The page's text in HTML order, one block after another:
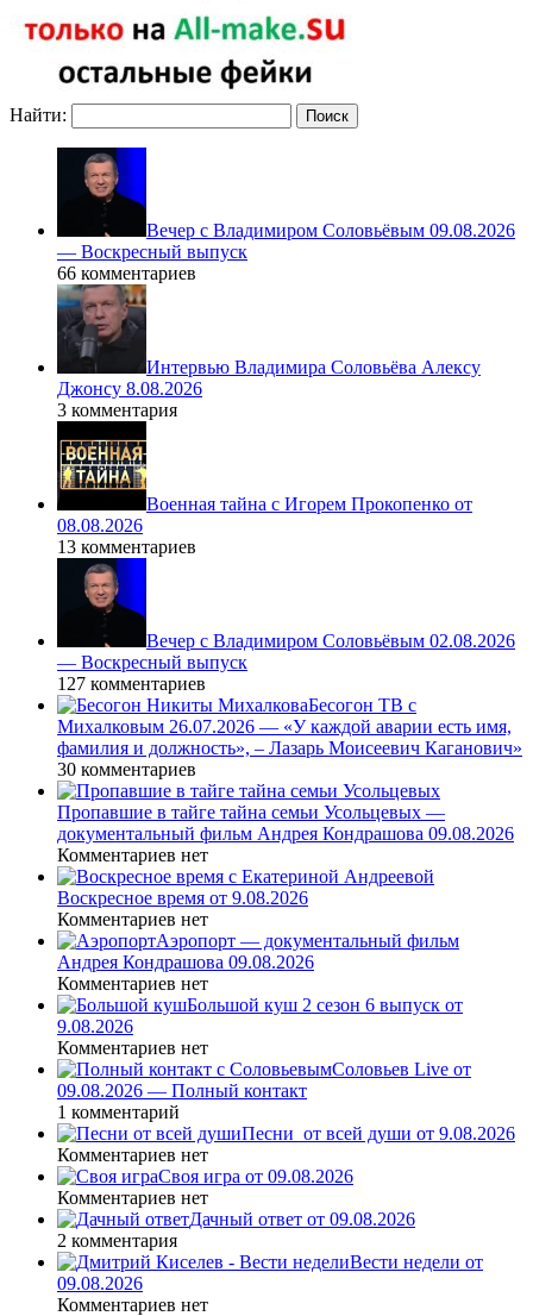
Найти:
Вечер с Владимиром Соловьёвым 09.08.2026
— Воскресный выпуск
66 комментариев
Интервью Владимира Соловьёва Алексу
Джонсу 8.08.2026
3 комментария
Военная тайна с Игорем Прокопенко от
08.08.2026
13 комментариев
Вечер с Владимиром Соловьёвым 02.08.2026
— Воскресный выпуск
127 комментариев
Бесогон ТВ с
Михалковым 26.07.2026 — «У каждой аварии есть имя,
фамилия и должность», – Лазарь Моисеевич Каганович»
30 комментариев
Пропавшие в тайге тайна семьи Усольцевых —
документальный фильм Андрея Кондрашова 09.08.2026
Комментариев нет
Воскресное время от 9.08.2026
Комментариев нет
Аэропорт — документальный фильм
Андрея Кондрашова 09.08.2026
Комментариев нет
Большой куш 2 сезон 6 выпуск от
9.08.2026
Комментариев нет
Соловьев Live от
09.08.2026 — Полный контакт
1 комментарий
Песни_от всей души от 9.08.2026
Комментариев нет
Своя игра от 09.08.2026
Комментариев нет
Дачный ответ от 09.08.2026
2 комментария
Вести недели от
09.08.2026
Комментариев нет